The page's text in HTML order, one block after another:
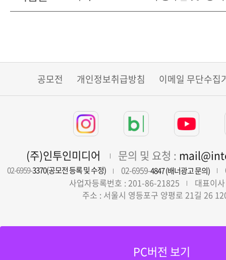
공모전 개인정보취급방침 이메일 무단수집
(주)인투인미디어 문의 및 요청 :
02-6959-3370(공모전 등록 및 수정) 02-6959-4847 (배너광고 문의)
사업자등록번호 : 201-86-21825
대표이
주소 : 서울시 영등포구 양평로 21길 26
PC버전 보기